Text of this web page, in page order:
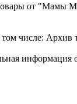
от "Мамы
числе: Архив
информация о